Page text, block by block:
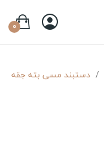
0
دستبند مسی بته جقه